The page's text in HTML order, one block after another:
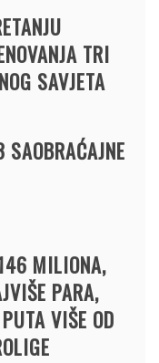
TRI
SAVJETA
MILIONA,
PARA,
VIŠE OD